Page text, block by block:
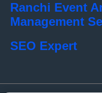
Ranchi Event
Management
SEO Expert